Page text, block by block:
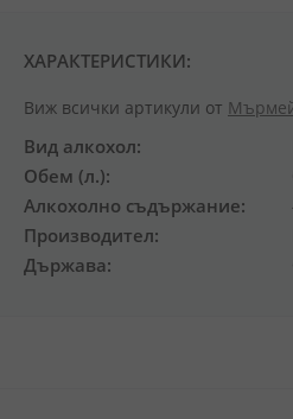
ХАРАКТЕРИСТИКИ:
Виж всички артикули от
Вид алкохол
Обем (л.)
Алкохолно съдържание
Производител
Държава